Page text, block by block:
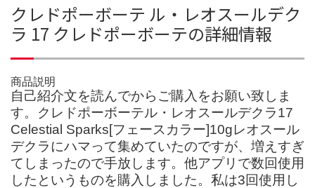
クレドポーボーテ ル・レオスールデク
ラ 17 クレドポーボーテの詳細情報
商品説明
自己紹介文を読んでからご購入をお願い致しま
す。クレドポーボーテル・レオスールデクラ17
Celestial Sparks[フェースカラー]10gレオスール
デクラにハマって集めていたのですが、増えすぎ
てしまったので手放します。他アプリで数回使用
したというものを購入しました。私は3回使用し